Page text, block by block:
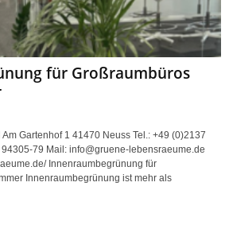
für Großraumbüros
Gartenhof 1 41470 Neuss Tel.: +49 (0)2137
79 Mail: info@gruene-lebensraeume.de
Innenraumbegrünung für
Innenraumbegrünung ist mehr als